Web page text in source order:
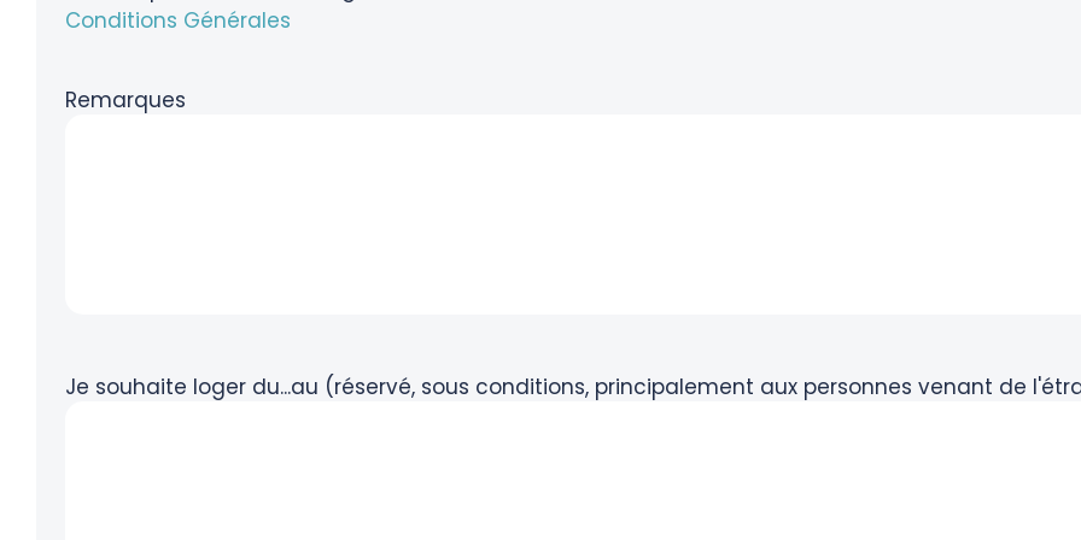
Conditions Générales
Remarques
Je souhaite loger du...au (réservé, sous conditions, principalement aux personnes venant de